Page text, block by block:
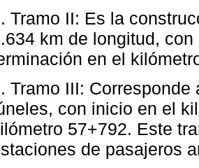
Tramo II: Es la
km de longitud,
en el
Tramo III:
con inicio en el
57+792. Este
de pasajeros